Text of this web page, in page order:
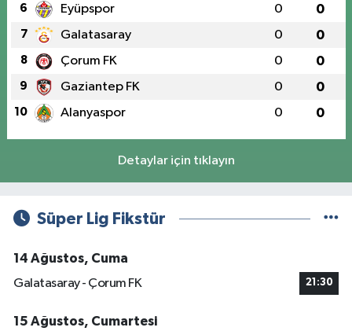
6 Eyüpspor 0 0
7 Galatasaray 0 0
8 Çorum FK 0 0
9 Gaziantep FK 0 0
10 Alanyaspor 0 0
Detaylar için tıklayın
Süper Lig Fikstür
14 Ağustos, Cuma
Galatasaray - Çorum FK
21:30
15 Ağustos, Cumartesi